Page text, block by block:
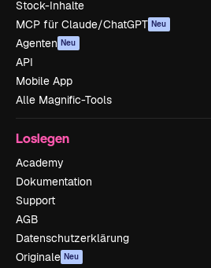
Stock-Inhalte
MCP für Claude/ChatGPT Neu
Agenten Neu
API
Mobile App
Alle Magnific-Tools
Loslegen
Academy
Dokumentation
Support
AGB
Datenschutzerklärung
Originale Neu